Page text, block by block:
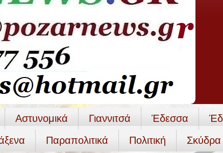
Αστυνομικά Γιαννιτσά Έδεσσα
Παραπολιτικά Πολιτική Σκύδρα